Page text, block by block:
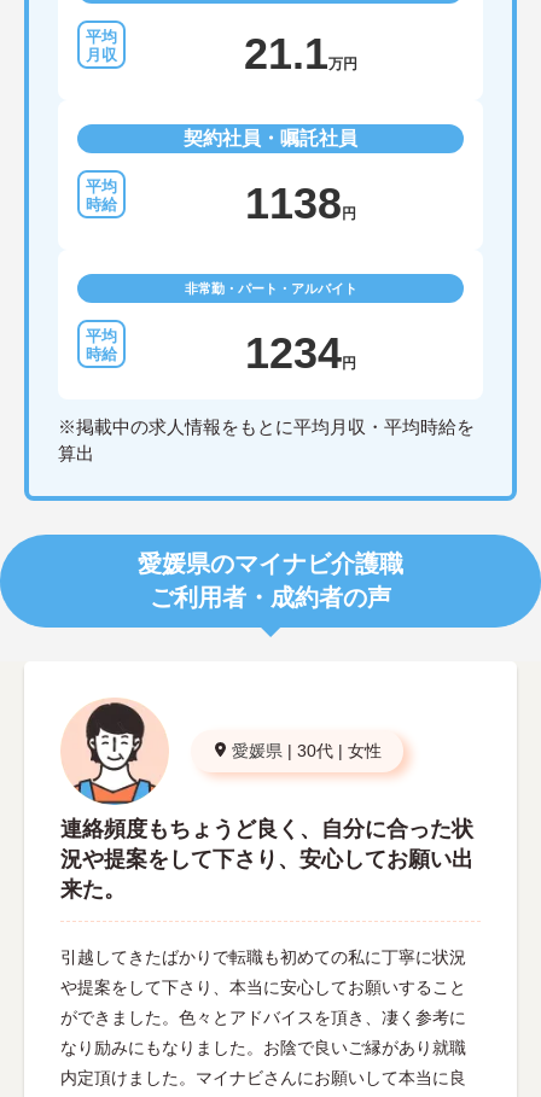
21.1万円
契約社員・嘱託社員
1138円
非常勤・パート・アルバイト
1234円
※掲載中の求人情報をもとに平均月収・平均時給を
算出
愛媛県のマイナビ介護職
ご利用者・成約者の声
愛媛県 | 30代 | 女性
連絡頻度もちょうど良く、自分に合った状
況や提案をして下さり、安心してお願い出
来た。
引越してきたばかりで転職も初めての私に丁寧に状況
や提案をして下さり、本当に安心してお願いすること
ができました。色々とアドバイスを頂き、凄く参考に
なり励みにもなりました。お陰で良いご縁があり就職
内定頂けました。マイナビさんにお願いして本当に良